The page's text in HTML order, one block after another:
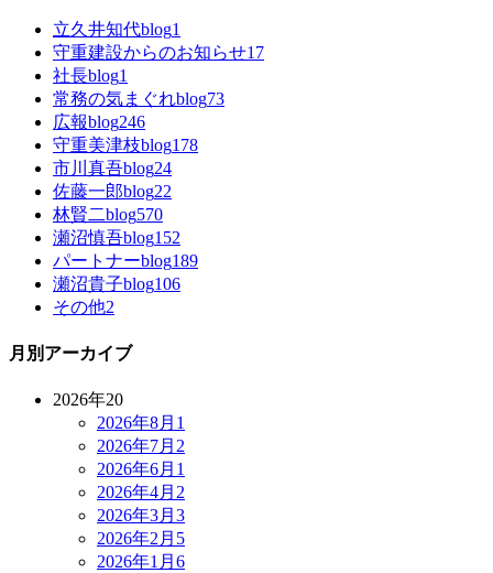
立久井知代blog1
守重建設からのお知らせ17
社長blog1
常務の気まぐれblog73
広報blog246
守重美津枝blog178
市川真吾blog24
佐藤一郎blog22
林賢二blog570
瀬沼慎吾blog152
パートナーblog189
瀬沼貴子blog106
その他2
月別アーカイブ
2026年20
2026年8月 1
2026年7月 2
2026年6月 1
2026年4月 2
2026年3月 3
2026年2月 5
2026年1月 6